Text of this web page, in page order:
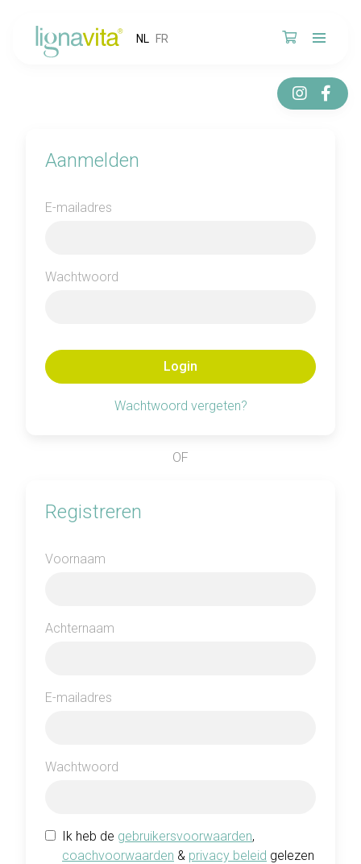
NL FR
Aanmelden
E-mailadres
Wachtwoord
Wachtwoord vergeten?
OF
Registreren
Voornaam
Achternaam
E-mailadres
Wachtwoord
Ik heb de gebruikersvoorwaarden,
coachvoorwaarden & privacy beleid gelezen